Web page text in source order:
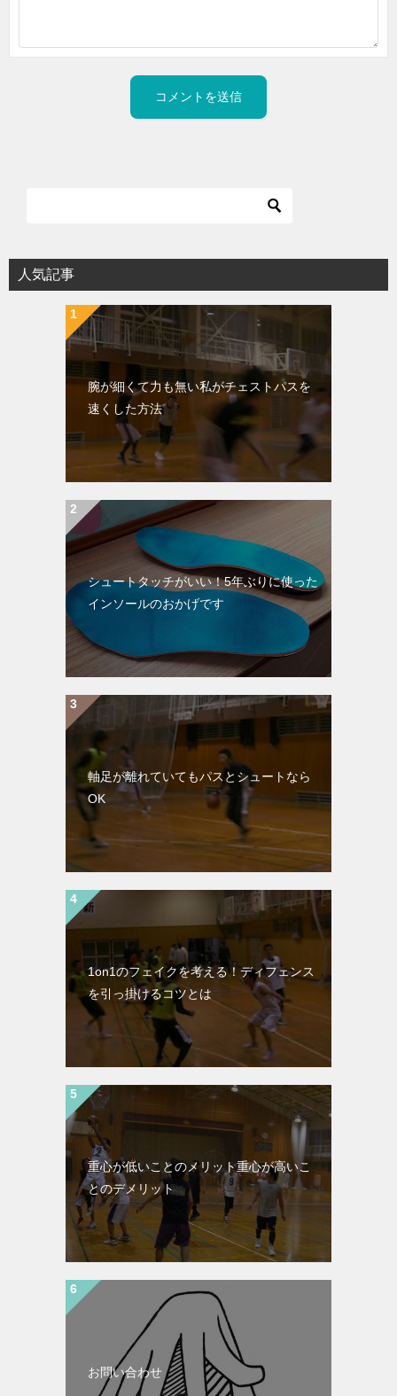
人気記事
腕が細くて力も無い私がチェストパスを
速くした方法
シュートタッチがいい！5年ぶりに使った
インソールのおかげです
軸足が離れていてもパスとシュートなら
OK
1on1のフェイクを考える！ディフェンス
を引っ掛けるコツとは
重心が低いことのメリット重心が高いこ
とのデメリット
お問い合わせ